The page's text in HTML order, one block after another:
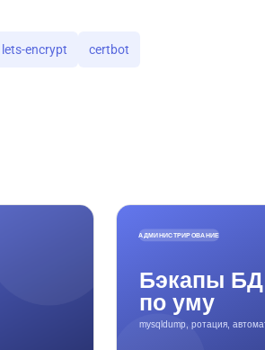
lets-encrypt certbot